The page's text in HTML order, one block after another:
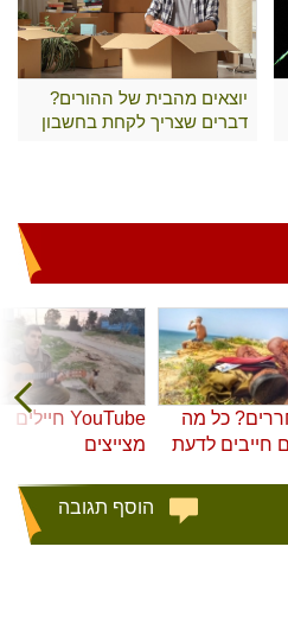
יוצאים מהבית של ההורים?
דברים שצריך לקחת בחשבון
כל מה
חייבים לדעת
YouTube חיילים
מצייצים
הוסף תגובה